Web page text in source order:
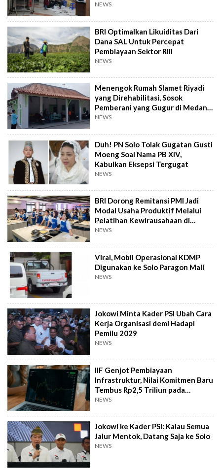
NEWS
BRI Optimalkan Likuiditas Dari
Dana SAL Untuk Percepat
Pembiayaan Sektor Riil
NEWS
Menengok Rumah Slamet Riyadi
yang Direhabilitasi, Sosok
Pemberani yang Gugur di Medan
Perang
NEWS
Duh! PN Solo Tolak Gugatan Gusti
Moeng Soal Nama PB XIV,
Kabulkan Eksepsi Tergugat
NEWS
BRI Dorong Remitansi PMI Jadi
Modal Usaha Produktif Melalui
Pelatihan Kewirausahaan di
Taiwan
NEWS
Viral, Mobil Operasional KDMP
Digunakan ke Solo Paragon Mall
NEWS
Jokowi Minta Kader PSI Ubah Cara
Kerja Organisasi demi Hadapi
Pemilu 2029
NEWS
IIF Genjot Pembiayaan
Infrastruktur, Nilai Komitmen Baru
Tembus Rp2,5 Triliun pada
Semester I 2026
NEWS
Jokowi ke Kader PSI: Kalau Semua
Jalur Mentok, Datang Saja ke Solo
NEWS